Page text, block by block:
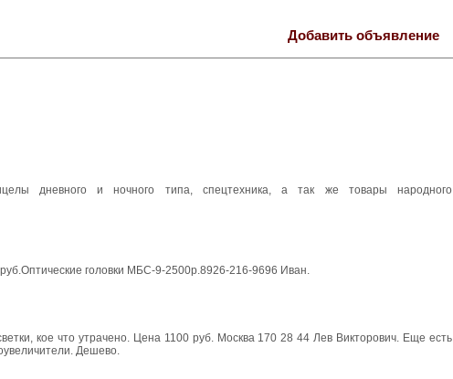
Добавить объявление
дневного и ночного типа, спецтехника, а так же товары народного
головки МБС-9-2500р.8926-216-9696 Иван.
кое что утрачено. Цена 1100 руб. Москва 170 28 44 Лев Викторович. Еще есть
Дешево.